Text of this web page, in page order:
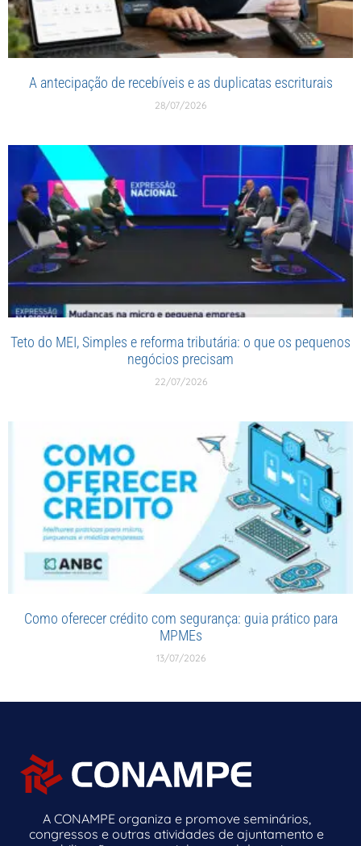
A antecipação de recebíveis e as duplicatas escriturais
28/07/2026
Teto do MEI, Simples e reforma tributária: o que os pequenos
negócios precisam
22/07/2026
Como oferecer crédito com segurança: guia prático para
MPMEs
13/07/2026
A CONAMPE organiza e promove seminários,
congressos e outras atividades de ajuntamento e